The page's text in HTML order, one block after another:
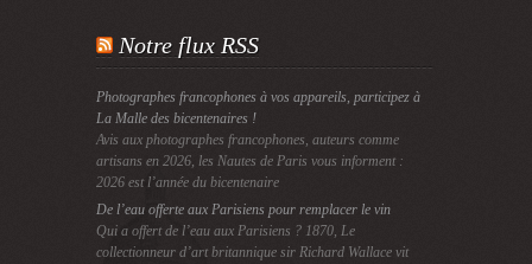
Notre flux RSS
Photographes francophones à vos appareils, participez à
La Malle des bicentenaires !
Avis aux photographes francophones, auteurs comme
artisans en 2026, les Nautes de Paris vous informent :
2026 est l’année du bicentenaire
De l’eau offerte aux Parisiens pour remplacer le vin
Qui a offert de l’eau aux Parisiens ? 1870, Le
collectionneur d’art britannique sir Richard Wallace vit